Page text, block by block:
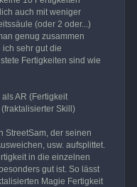
auch mit weniger
(oder 2 oder...)
genug zusammen
ich sehr gut die
Fertigkeiten sind wie
AR (Fertigkeit
Skill)
StreetSam, der seinen
usw. aufsplittet.
in die einzelnen
gut ist. So lässt
Magie Fertigkeit